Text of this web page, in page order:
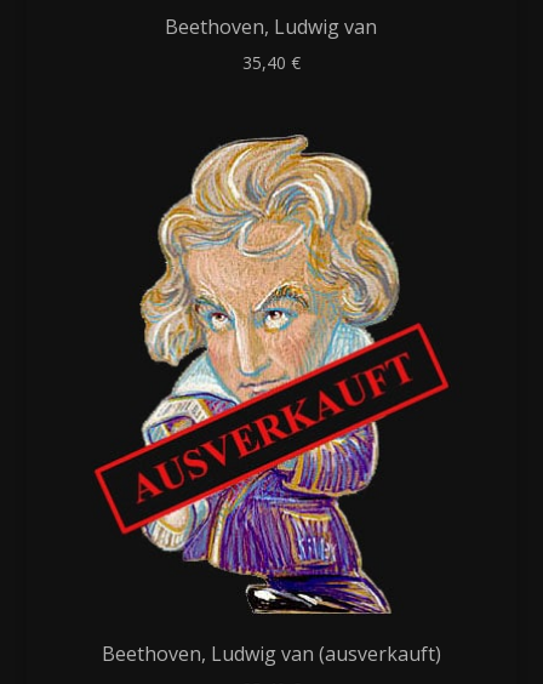
Beethoven, Ludwig van
35,40 €
Beethoven, Ludwig van (ausverkauft)